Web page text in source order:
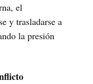
el
y trasladarse a
la presión